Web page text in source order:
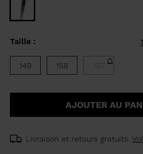
Taille :
149 158 167
AJOUTER AU
Livraison et retours gratuits.